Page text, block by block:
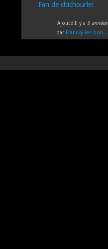
Fan de chichourle!
Ajouté Il y a 5 années
par Francky les bon...